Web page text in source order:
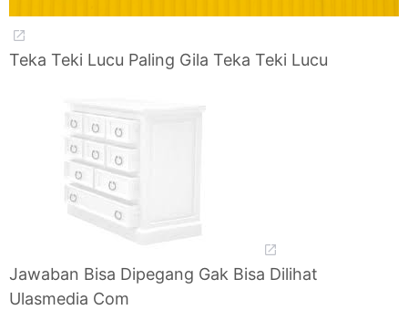
Teka Teki Lucu Paling Gila Teka Teki Lucu
Jawaban Bisa Dipegang Gak Bisa Dilihat
Ulasmedia Com